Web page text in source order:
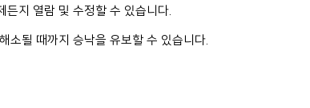
지 열람 및 수정할 수 있습니다.
될 때까지 승낙을 유보할 수 있습니다.